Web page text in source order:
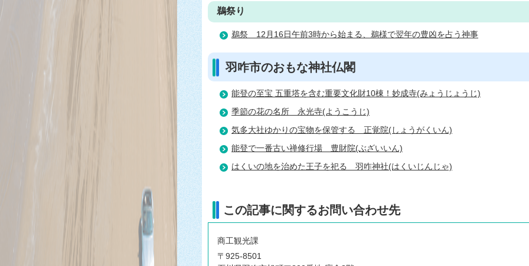
鵜祭り
鵜祭＿12月16日午前3時から始まる、鵜様で翌年の豊凶を占う神事
羽咋市のおもな神社仏閣
能登の至宝 五重塔を含む重要文化財10棟！妙成寺(みょうじょうじ)
季節の花の名所＿永光寺(ようこうじ)
気多大社ゆかりの宝物を保管する＿正覚院(しょうがくいん)
能登で一番古い禅修行場＿豊財院(ぶざいいん)
はくいの地を治めた王子を祀る＿羽咋神社(はくいじんじゃ)
この記事に関するお問い合わせ先
商工観光課
〒925-8501